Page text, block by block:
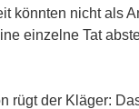
könnten nicht als
einzelne Tat
rügt der Kläger: